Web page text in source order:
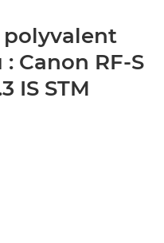
Canon RF-S
IS STM